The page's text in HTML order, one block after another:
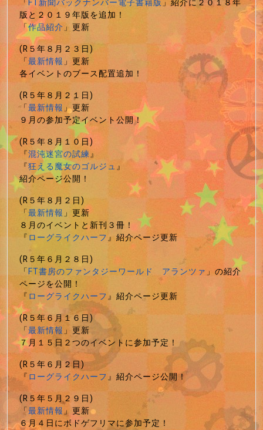
「FT新聞バックナンバー電子書籍版」紹介に２０１８年
版と２０１９年版を追加！
「作品紹介」更新
(R５年８月２３日)
「最新情報」更新
各イベントのブース配置追加！
(R５年８月２１日)
「最新情報」更新
９月の参加予定イベント公開！
(R５年８月１０日)
『混沌迷宮の試練』
『狂える魔女のゴルジュ』
紹介ページ公開！
(R５年８月２日)
「最新情報」更新
８月のイベントと新刊３冊！
『ローグライクハーフ』紹介ページ更新
(R５年６月２８日)
「FT書房のファンタジーワールド アランツァ」の紹介
ページを公開！
『ローグライクハーフ』紹介ページ更新
(R５年６月１６日)
「最新情報」更新
７月１５日２つのイベントに参加予定！
(R５年６月２日)
『ローグライクハーフ』紹介ページ公開！
(R５年５月２９日)
「最新情報」更新
６月４日にボドゲフリマに参加予定！